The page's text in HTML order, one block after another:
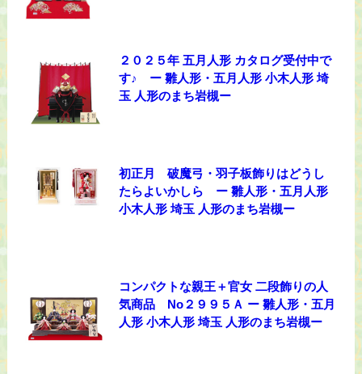
２０２５年 五月人形 カタログ受付中で
す♪ ー 雛人形・五月人形 小木人形 埼
玉 人形のまち岩槻ー
初正月 破魔弓・羽子板飾りはどうし
たらよいかしら ー 雛人形・五月人形
小木人形 埼玉 人形のまち岩槻ー
コンパクトな親王＋官女 二段飾りの人
気商品 No２９９５Ａ ー 雛人形・五月
人形 小木人形 埼玉 人形のまち岩槻ー